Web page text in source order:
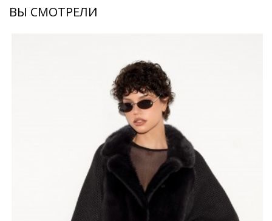
только согреет вас в непогоду, но и станет ярким
трикотажа (100% шерсть), обеспечивают
дополнительный уют, свободу движений, а также
смотрятся очень стильно. Мягкая и теплая шерсть
приятно облегает руки, даря приятные ощущения.
Длина куртки, 65-70 см., идеально подходит для
создания разнообразных образов, от повседневных до
Благородный графитовый цвет куртки придает ей
универсальность и позволяет легко сочетать ее с
различными элементами гардероба. Широкий
ВЫ СМОТРЕЛИ